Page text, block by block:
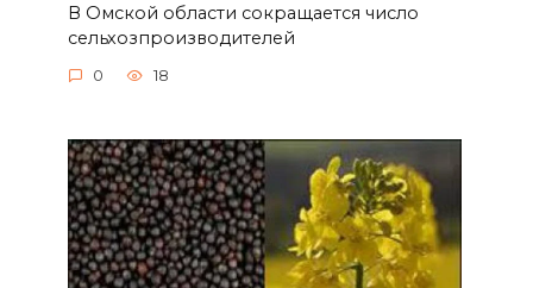
В Омской области сокращается число
сельхозпроизводителей
0 18